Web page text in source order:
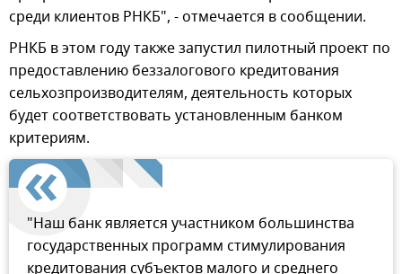
среди клиентов РНКБ", - отмечается в сообщении.
РНКБ в этом году также запустил пилотный проект по
предоставлению беззалогового кредитования
сельхозпроизводителям, деятельность которых
будет соответствовать установленным банком
критериям.
"Наш банк является участником большинства
государственных программ стимулирования
кредитования субъектов малого и среднего